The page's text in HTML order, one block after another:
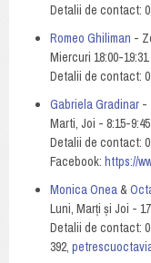
Detalii de contact:
Romeo Ghiliman -
Miercuri 18:00-19:31
Detalii de contact:
Gabriela Gradinar -
Marti, Joi - 8:15-9:45
Detalii de contact:
Facebook: https://
Monica Onea&
Luni, Marți și Joi -
Detalii de contact:
392,